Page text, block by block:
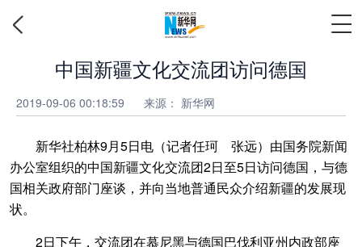
中国新疆文化交流团访问德国
2019-09-06 00:18:59 来源： 新华网
新华社柏林9月5日电（记者任珂 张远）由国务院新闻
办公室组织的中国新疆文化交流团2日至5日访问德国，与德
国相关政府部门座谈，并向当地普通民众介绍新疆的发展现
状。
2日下午，交流团在慕尼黑与德国巴伐利亚州内政部座